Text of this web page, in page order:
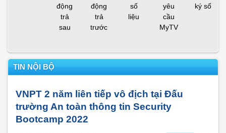
động
trả
sau
động
trả
trước
số
liệu
yêu
cầu
MyTV
ký số
TIN NỘI BỘ
VNPT 2 năm liên tiếp vô địch tại Đấu
trường An toàn thông tin Security
Bootcamp 2022